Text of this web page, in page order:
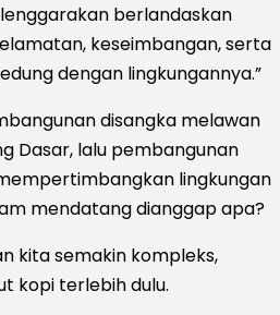
berlandaskan
keseimbangan, serta
dengan lingkungannya.”
disangka melawan
Dasar, lalu pembangunan
lingkungan
mendatang dianggap apa?
kita semakin kompleks,
kopi terlebih dulu.